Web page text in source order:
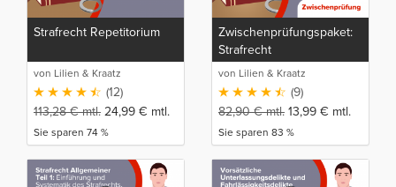
Strafrecht Repetitorium
von Lilien & Kraatz
(12)
113,28€mtl. 24,99 € mtl.
Sie sparen 74 %
Zwischenprüfungspaket:
Strafrecht
von Lilien & Kraatz
(9)
82,90€mtl. 13,99 € mtl.
Sie sparen 83 %